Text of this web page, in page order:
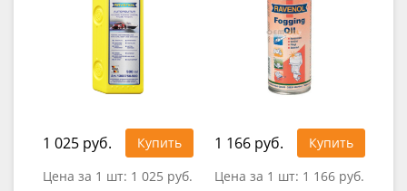
1 025 руб.
Купить
Цена за 1 шт: 1 025 руб.
1 166 руб.
Купить
Цена за 1 шт: 1 166 руб.